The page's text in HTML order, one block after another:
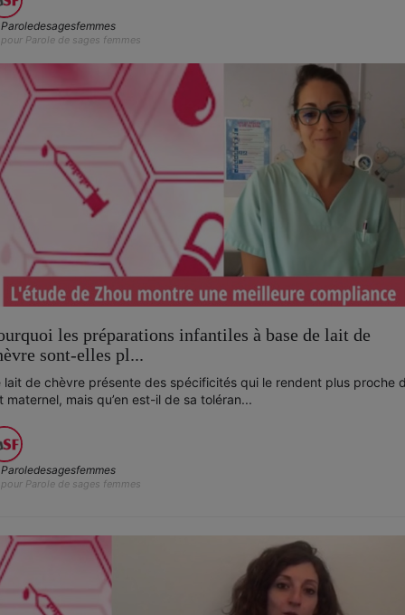
Paroledesagesfemmes
pour Parole de sages femmes
les préparations infantiles à base de lait de
sont-elles pl...
lait de chèvre présente des spécificités qui le rendent plus proche
maternel, mais qu’en est-il de sa toléran...
Paroledesagesfemmes
pour Parole de sages femmes